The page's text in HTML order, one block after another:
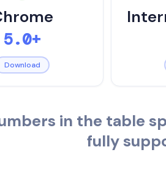
5.0+
Download
in the table
fully